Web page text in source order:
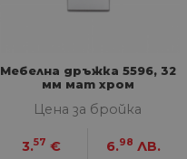
Мебелна дръжка 5596, 32
мм мат хром
Цена за бройка
3.57 € 6.98 ЛВ.